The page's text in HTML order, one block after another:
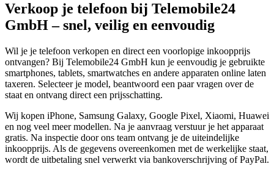
Verkoop je telefoon bij Telemobile24
GmbH – snel, veilig en eenvoudig
Wil je je telefoon verkopen en direct een voorlopige inkoopprijs
ontvangen? Bij Telemobile24 GmbH kun je eenvoudig je gebruikte
smartphones, tablets, smartwatches en andere apparaten online laten
taxeren. Selecteer je model, beantwoord een paar vragen over de
staat en ontvang direct een prijsschatting.
Wij kopen iPhone, Samsung Galaxy, Google Pixel, Xiaomi, Huawei
en nog veel meer modellen. Na je aanvraag verstuur je het apparaat
gratis. Na inspectie door ons team ontvang je de uiteindelijke
inkoopprijs. Als de gegevens overeenkomen met de werkelijke staat,
wordt de uitbetaling snel verwerkt via bankoverschrijving of PayPal.